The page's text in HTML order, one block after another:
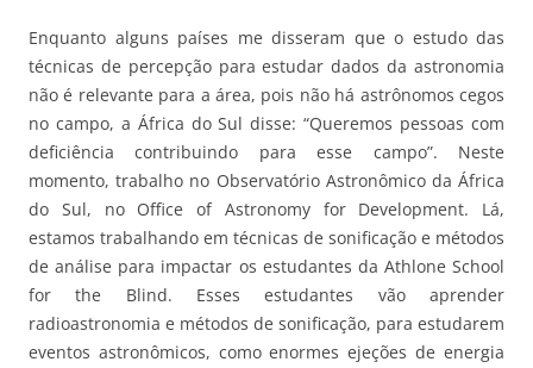
Enquanto alguns países me disseram que o estudo das
técnicas de percepção para estudar dados da astronomia
não é relevante para a área, pois não há astrônomos cegos
no campo, a África do Sul disse: “Queremos pessoas com
deficiência contribuindo para esse campo”. Neste
momento, trabalho no Observatório Astronômico da África
do Sul, no Office of Astronomy for Development. Lá,
estamos trabalhando em técnicas de sonificação e métodos
de análise para impactar os estudantes da Athlone School
for the Blind. Esses estudantes vão aprender
radioastronomia e métodos de sonificação, para estudarem
eventos astronômicos, como enormes ejeções de energia